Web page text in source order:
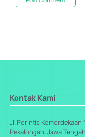
Kontak Kami
Jl. Perintis Kemerdekaan
Pekalongan, Jawa